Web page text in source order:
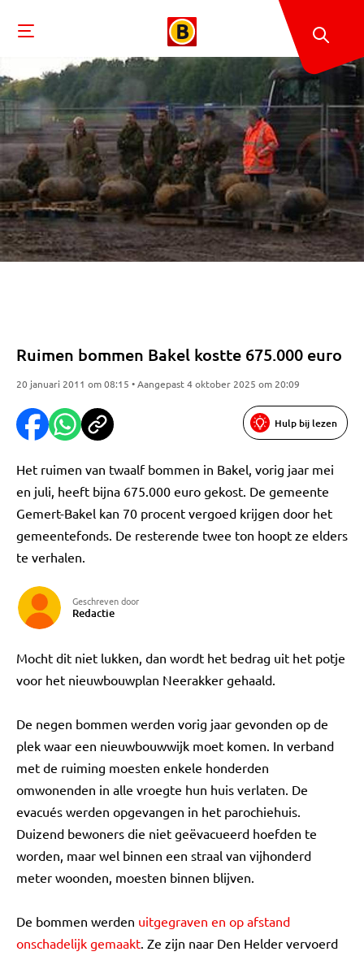
Ruimen bommen Bakel kostte 675.000 euro
20 januari 2011 om 08:15 • Aangepast 4 oktober 2025 om 20:09
Hulp bij lezen
Het ruimen van twaalf bommen in Bakel, vorig jaar mei
en juli, heeft bijna 675.000 euro gekost. De gemeente
Gemert-Bakel kan 70 procent vergoed krijgen door het
gemeentefonds. De resterende twee ton hoopt ze elders
te verhalen.
Geschreven door
Redactie
Mocht dit niet lukken, dan wordt het bedrag uit het potje
voor het nieuwbouwplan Neerakker gehaald.
De negen bommen werden vorig jaar gevonden op de
plek waar een nieuwbouwwijk moet komen. In verband
met de ruiming moesten enkele honderden
omwonenden in alle vroegte hun huis verlaten. De
evacués werden opgevangen in het parochiehuis.
Duizend bewoners die niet geëvacueerd hoefden te
worden, maar wel binnen een straal van vijhonderd
meter woonden, moesten binnen blijven.
De bommen werden uitgegraven en op afstand
onschadelijk gemaakt. Ze zijn naar Den Helder vervoerd